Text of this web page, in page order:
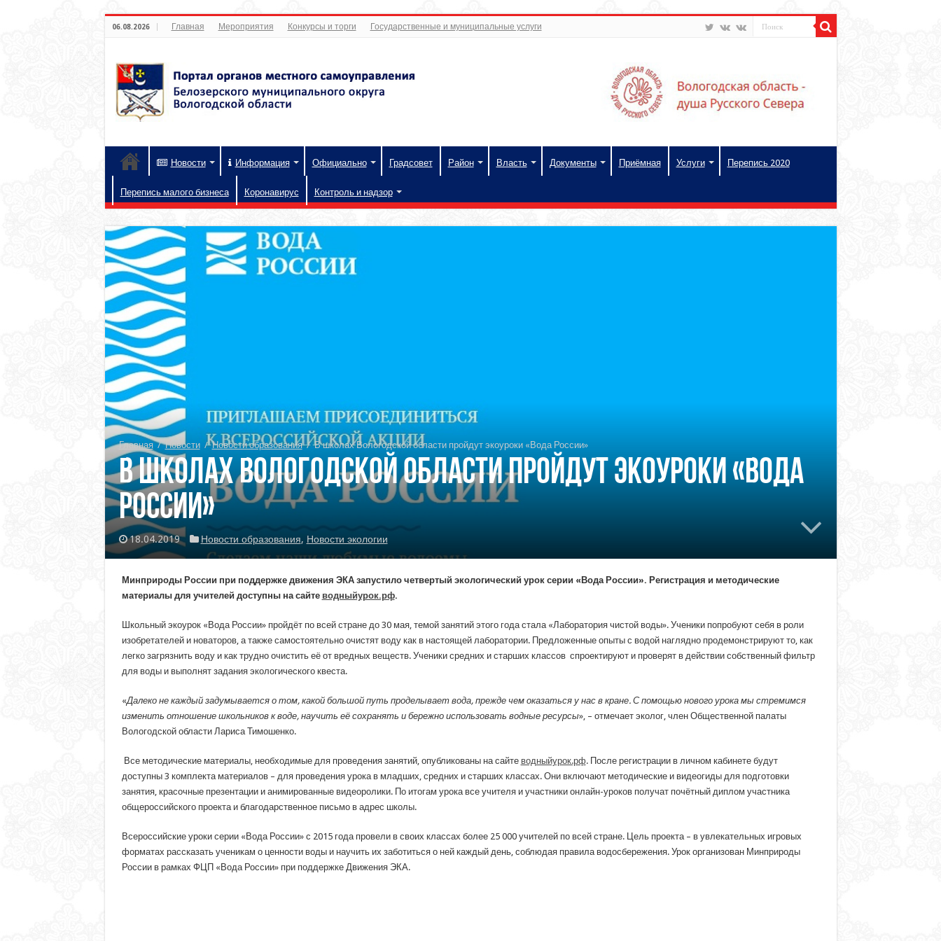
06.08.2026 Главная Мероприятия Конкурсы и торги Государственные и муниципальные услуги
Новости Информация Официально Градсовет Район Власть Документы Приёмная Услуги Перепись 2020
Перепись малого бизнеса Коронавирус Контроль и надзор
Главная / Новости / Новости образования / В школах Вологодской области пройдут экоуроки «Вода России»
В школах Вологодской области пройдут экоуроки «Вода
России»
18.04.2019 Новости образования, Новости экологии
Минприроды России при поддержке движения ЭКА запустило четвертый экологический урок серии «Вода России». Регистрация и методические
материалы для учителей доступны на сайте водныйурок.рф.
Школьный экоурок «Вода России» пройдёт по всей стране до 30 мая, темой занятий этого года стала «Лаборатория чистой воды». Ученики попробуют себя в роли
изобретателей и новаторов, а также самостоятельно очистят воду как в настоящей лаборатории. Предложенные опыты с водой наглядно продемонстрируют то, как
легко загрязнить воду и как трудно очистить её от вредных веществ. Ученики средних и старших классов спроектируют и проверят в действии собственный фильтр
для воды и выполнят задания экологического квеста.
«Далеко не каждый задумывается о том, какой большой путь проделывает вода, прежде чем оказаться у нас в кране. С помощью нового урока мы стремимся
изменить отношение школьников к воде, научить её сохранять и бережно использовать водные ресурсы», – отмечает эколог, член Общественной палаты
Вологодской области Лариса Тимошенко.
Все методические материалы, необходимые для проведения занятий, опубликованы на сайте водныйурок.рф. После регистрации в личном кабинете будут
доступны 3 комплекта материалов – для проведения урока в младших, средних и старших классах. Они включают методические и видеогиды для подготовки
занятия, красочные презентации и анимированные видеоролики. По итогам урока все учителя и участники онлайн-уроков получат почётный диплом участника
общероссийского проекта и благодарственное письмо в адрес школы.
Всероссийские уроки серии «Вода России» с 2015 года провели в своих классах более 25 000 учителей по всей стране. Цель проекта – в увлекательных игровых
форматах рассказать ученикам о ценности воды и научить их заботиться о ней каждый день, соблюдая правила водосбережения. Урок организован Минприроды
России в рамках ФЦП «Вода России» при поддержке Движения ЭКА.